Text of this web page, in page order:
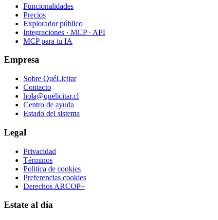
Funcionalidades
Precios
Explorador público
Integraciones · MCP · API
MCP para tu IA
Empresa
Sobre QuéLicitar
Contacto
hola@quelicitar.cl
Centro de ayuda
Estado del sistema
Legal
Privacidad
Términos
Política de cookies
Preferencias cookies
Derechos ARCOP+
Estate al día